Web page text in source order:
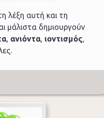
λέξη αυτή και τη
μάλιστα δημιουργούν
, ανιόντα, ιοντισμός,